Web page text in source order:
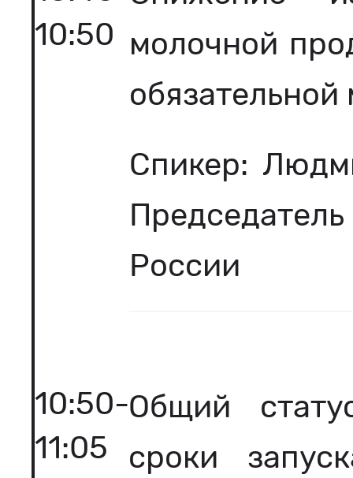
10:50 молочной
Спикер:
России
10:50-
11:05
Общий
сроки